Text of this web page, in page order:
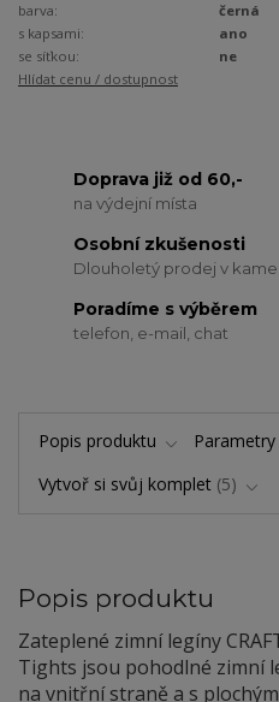
barva:
černá
s kapsami:
ano
se síťkou:
ne
Hlídat cenu / dostupnost
Doprava již od 60,-
na výdejní místa
Osobní zkušenosti
Dlouholetý prodej v
Poradíme s výběrem
telefon, e-mail, chat
Popis produktu Parametry
Vytvoř si svůj komplet 5
Popis produktu
Zateplené zimní legíny
Tights jsou pohodlné zimní
na vnitřní straně a s